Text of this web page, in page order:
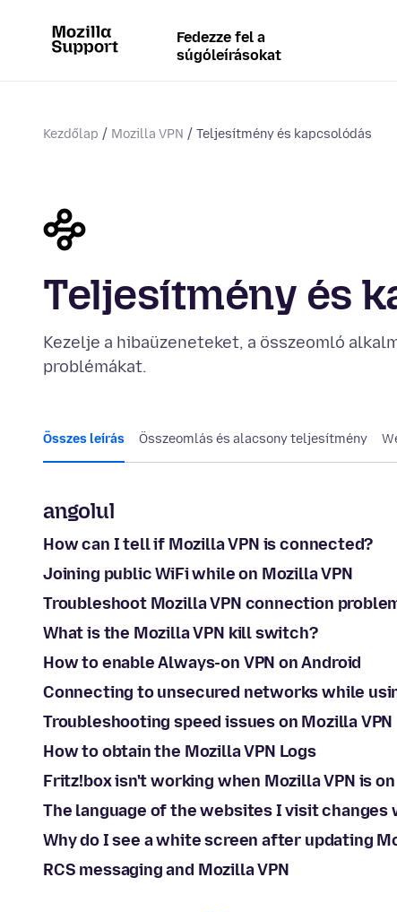
Fedezze fel a
súgóleírásokat
Kezdőlap Mozilla VPN Teljesítmény és kapcsolódás
Teljesítmény és
Kezelje a hibaüzeneteket, a összeomló
problémákat.
Összes leírás Összeomlás és alacsony teljesítmény
angolul
How can I tell if Mozilla VPN is connected?
Joining public WiFi while on Mozilla VPN
Troubleshoot Mozilla VPN connection
What is the Mozilla VPN kill switch?
How to enable Always-on VPN on Android
Connecting to unsecured networks while
Troubleshooting speed issues on Mozilla VPN
How to obtain the Mozilla VPN Logs
Fritz!box isn't working when Mozilla VPN is on
The language of the websites I visit changes
Why do I see a white screen after updating
RCS messaging and Mozilla VPN